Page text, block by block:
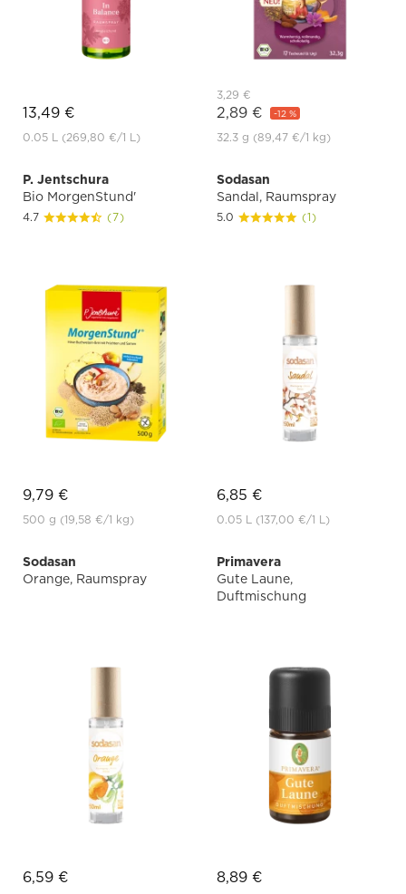
13,49 €
0.05 L (269,80 €/1 L)
3,29 €
2,89 € -12 %
32.3 g (89,47 €/1 kg)
P. Jentschura
Bio MorgenStund'
4.7 (7)
9,79 €
500 g (19,58 €/1 kg)
Sodasan
Sandal, Raumspray
5.0 (1)
6,85 €
0.05 L (137,00 €/1 L)
Sodasan
Orange, Raumspray
6,59 €
Primavera
Gute Laune,
Duftmischung
8,89 €